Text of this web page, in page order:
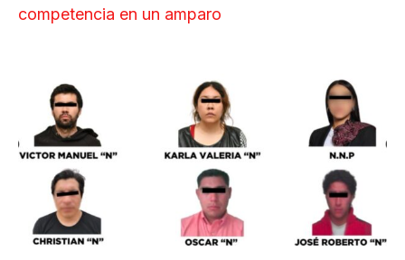
competencia en un amparo